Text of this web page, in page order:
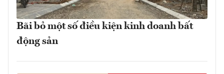
Bãi bỏ một số điều kiện kinh doanh bất
động sản